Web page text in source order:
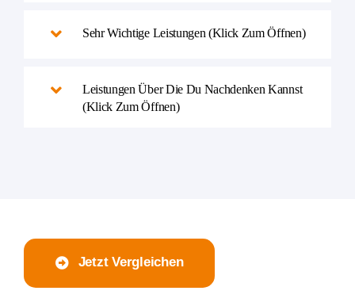
Sehr Wichtige Leistungen (Klick Zum Öffnen)
Leistungen Über Die Du Nachdenken Kannst
(Klick Zum Öffnen)
Jetzt Vergleichen